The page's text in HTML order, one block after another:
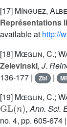
[17] Mínguez,
Représentations
available at http://
[18] Mœglin, C.;
Zelevinski, J.
136-177 |
Zbl |
[19] Mœglin, C.;
GL(n)
, Ann. Sci.
no. 4, pp. 605-674 |